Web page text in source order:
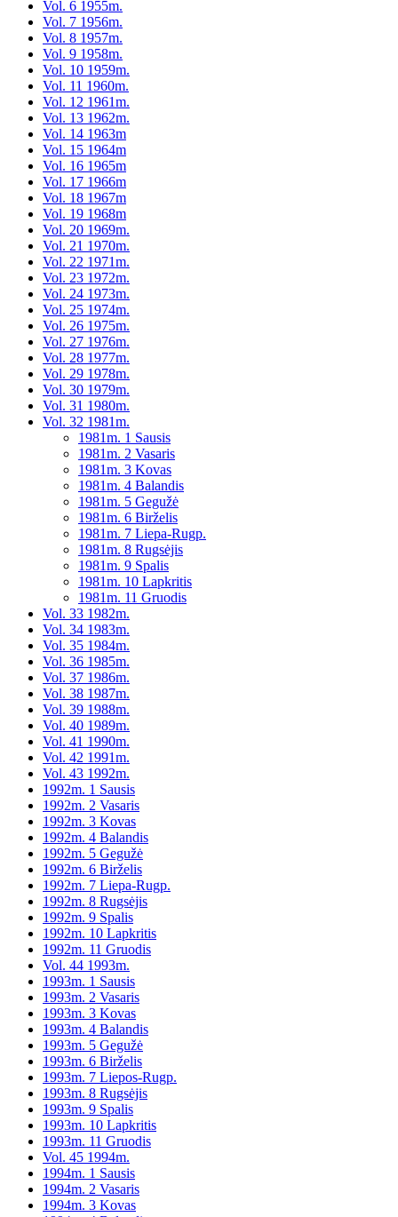
Vol. 6 1955m.
Vol. 7 1956m.
Vol. 8 1957m.
Vol. 9 1958m.
Vol. 10 1959m.
Vol. 11 1960m.
Vol. 12 1961m.
Vol. 13 1962m.
Vol. 14 1963m
Vol. 15 1964m
Vol. 16 1965m
Vol. 17 1966m
Vol. 18 1967m
Vol. 19 1968m
Vol. 20 1969m.
Vol. 21 1970m.
Vol. 22 1971m.
Vol. 23 1972m.
Vol. 24 1973m.
Vol. 25 1974m.
Vol. 26 1975m.
Vol. 27 1976m.
Vol. 28 1977m.
Vol. 29 1978m.
Vol. 30 1979m.
Vol. 31 1980m.
Vol. 32 1981m.
1981m. 1 Sausis
1981m. 2 Vasaris
1981m. 3 Kovas
1981m. 4 Balandis
1981m. 5 Gegužė
1981m. 6 Birželis
1981m. 7 Liepa-Rugp.
1981m. 8 Rugsėjis
1981m. 9 Spalis
1981m. 10 Lapkritis
1981m. 11 Gruodis
Vol. 33 1982m.
Vol. 34 1983m.
Vol. 35 1984m.
Vol. 36 1985m.
Vol. 37 1986m.
Vol. 38 1987m.
Vol. 39 1988m.
Vol. 40 1989m.
Vol. 41 1990m.
Vol. 42 1991m.
Vol. 43 1992m.
1992m. 1 Sausis
1992m. 2 Vasaris
1992m. 3 Kovas
1992m. 4 Balandis
1992m. 5 Gegužė
1992m. 6 Birželis
1992m. 7 Liepa-Rugp.
1992m. 8 Rugsėjis
1992m. 9 Spalis
1992m. 10 Lapkritis
1992m. 11 Gruodis
Vol. 44 1993m.
1993m. 1 Sausis
1993m. 2 Vasaris
1993m. 3 Kovas
1993m. 4 Balandis
1993m. 5 Gegužė
1993m. 6 Birželis
1993m. 7 Liepos-Rugp.
1993m. 8 Rugsėjis
1993m. 9 Spalis
1993m. 10 Lapkritis
1993m. 11 Gruodis
Vol. 45 1994m.
1994m. 1 Sausis
1994m. 2 Vasaris
1994m. 3 Kovas